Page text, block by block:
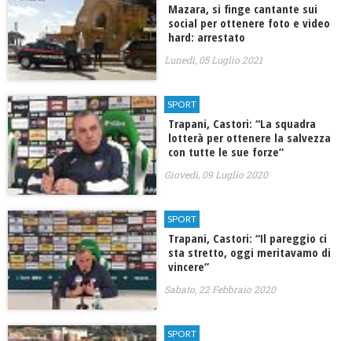
Mazara, si finge cantante sui
social per ottenere foto e video
hard: arrestato
Lunedì, 05 Luglio 2021
SPORT
Trapani, Castori: “La squadra
lotterà per ottenere la salvezza
con tutte le sue forze”
Giovedì, 09 Luglio 2020
SPORT
Trapani, Castori: “Il pareggio ci
sta stretto, oggi meritavamo di
vincere”
Sabato, 22 Febbraio 2020
SPORT